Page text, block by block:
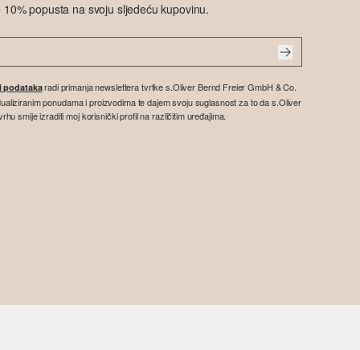
popusta na svoju sljedeću kupovinu.
podatakaradi primanja newslettera tvrtke s.Oliver Bernd Freier GmbH & Co.
ponudama i proizvodima te dajem svoju suglasnost za to da s.Oliver
smije izraditi moj korisnički profil na različitim uređajima.